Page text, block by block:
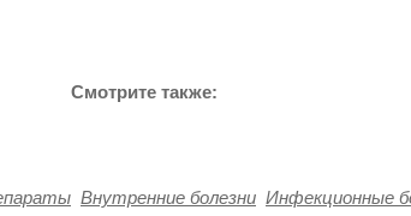
Смотрите также:
Внутренние болезни Инфекционные